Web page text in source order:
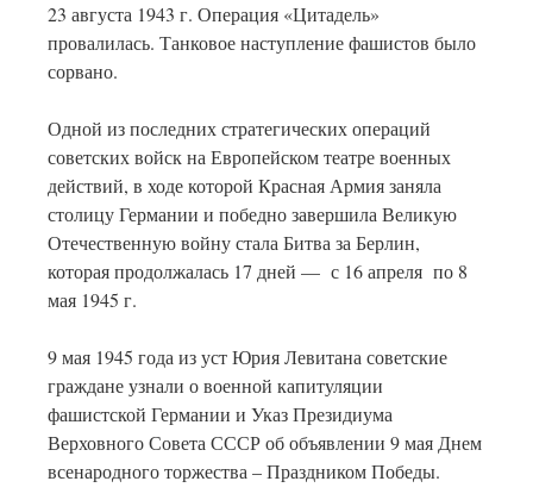
23 августа 1943 г. Операция «Цитадель»
провалилась. Танковое наступление фашистов было
сорвано.
Одной из последних стратегических операций
советских войск на Европейском театре военных
действий, в ходе которой Красная Армия заняла
столицу Германии и победно завершила Великую
Отечественную войну стала Битва за Берлин,
которая продолжалась 17 дней — с 16 апреля по 8
мая 1945 г.
9 мая 1945 года из уст Юрия Левитана советские
граждане узнали о военной капитуляции
фашистской Германии и Указ Президиума
Верховного Совета СССР об объявлении 9 мая Днем
всенародного торжества – Праздником Победы.